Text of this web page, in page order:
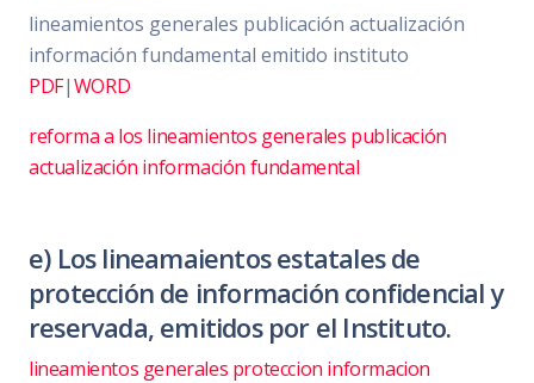
lineamientos generales publicación actualización
información fundamental emitido instituto
PDF|WORD
reforma a los lineamientos generales publicación
actualización información fundamental
e) Los lineamaientos estatales de
protección de información confidencial y
reservada, emitidos por el Instituto.
lineamientos generales proteccion informacion